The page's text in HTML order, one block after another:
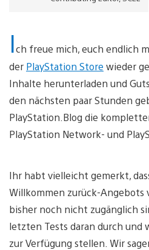
Ich freue mich, euch endlich
der PlayStation Store wieder
Inhalte herunterladen und
den nächsten paar Stunden
PlayStation.Blog die
PlayStation Network- und
Ihr habt vielleicht gemerkt,
Willkommen zurück-Angebots
bisher noch nicht zugänglich
letzten Tests daran durch und
zur Verfügung stellen. Wir